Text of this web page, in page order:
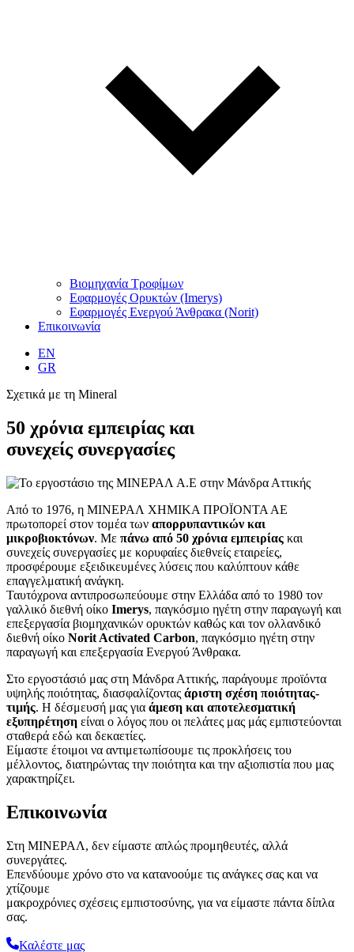
Βιομηχανία Τροφίμων
Εφαρμογές Ορυκτών (Imerys)
Εφαρμογές Ενεργού Άνθρακα (Norit)
Επικοινωνία
EN
GR
Σχετικά με τη Mineral
50 χρόνια εμπειρίας και
συνεχείς συνεργασίες
Από το 1976, η ΜΙΝΕΡΑΛ ΧΗΜΙΚΑ ΠΡΟΪΟΝΤΑ ΑΕ
πρωτοπορεί στον τομέα των απορρυπαντικών και
μικροβιοκτόνων. Με πάνω από 50 χρόνια εμπειρίας και
συνεχείς συνεργασίες με κορυφαίες διεθνείς εταιρείες,
προσφέρουμε εξειδικευμένες λύσεις που καλύπτουν κάθε
επαγγελματική ανάγκη.
Ταυτόχρονα αντιπροσωπεύουμε στην Ελλάδα από το 1980 τον
γαλλικό διεθνή οίκο Imerys, παγκόσμιο ηγέτη στην παραγωγή και
επεξεργασία βιομηχανικών ορυκτών καθώς και τον ολλανδικό
διεθνή οίκο Norit Activated Carbon, παγκόσμιο ηγέτη στην
παραγωγή και επεξεργασία Ενεργού Άνθρακα.
Στο εργοστάσιό μας στη Μάνδρα Αττικής, παράγουμε προϊόντα
υψηλής ποιότητας, διασφαλίζοντας άριστη σχέση ποιότητας-
τιμής. Η δέσμευσή μας για άμεση και αποτελεσματική
εξυπηρέτηση είναι ο λόγος που οι πελάτες μας μάς εμπιστεύονται
σταθερά εδώ και δεκαετίες.
Είμαστε έτοιμοι να αντιμετωπίσουμε τις προκλήσεις του
μέλλοντος, διατηρώντας την ποιότητα και την αξιοπιστία που μας
χαρακτηρίζει.
Επικοινωνία
Στη ΜΙΝΕΡΑΛ, δεν είμαστε απλώς προμηθευτές, αλλά
συνεργάτες.
Επενδύουμε χρόνο στο να κατανοούμε τις ανάγκες σας και να
χτίζουμε
μακροχρόνιες σχέσεις εμπιστοσύνης, για να είμαστε πάντα δίπλα
σας.
Καλέστε μας